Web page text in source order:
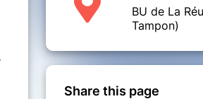
BU de La
Tampon)
Share this page